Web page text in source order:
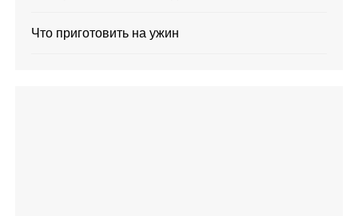
Что приготовить на ужин